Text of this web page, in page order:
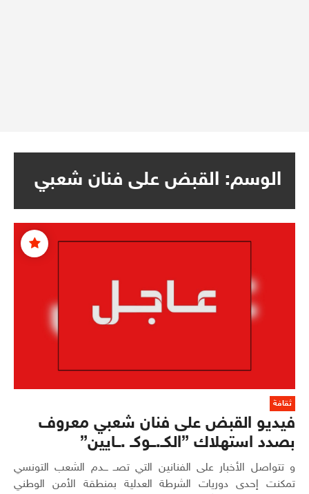
الوسم: القبض على فنان شعبي
ثقافة
فيديو القبض على فنان شعبي معروف
بصدد استهلاك ”الكـ.ــوكـ .ــايين”
و تتواصل الأخبار على الفنانين التي تصــ ـــدم الشعب التونسي
تمكنت إحدى دوريات الشرطة العدلية بمنطقة الأمن الوطني